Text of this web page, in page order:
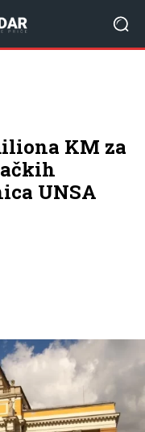
KM za
UNSA